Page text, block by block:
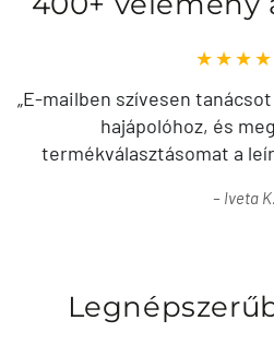
„E-mailben szívesen
hajápolóhoz, és
termékválasztásomat a
Iveta K.